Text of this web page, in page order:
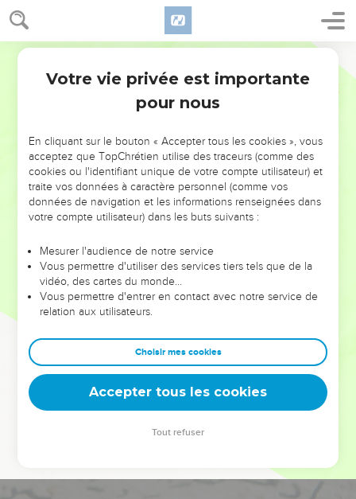
NE MANQUEZ PAS L’ÉVÉNEMENT
DE L’ANNÉE !
ET SI LEURS ERREURS POUVAIENT VOUS ÉVITER LES
VOTRES ?
leur foi ou leur vision. Mais on voit moins les doutes, les erreurs
et les saisons difficiles qu'ils ont traversés, alors même que ce
sont elles qui les ont façonnés.
Dans cette conférence, leaders, entrepreneurs, et responsables
clés pour avancer avec plus de sagesse afin que leurs erreurs
deviennent vos tremplins. Que vous guidiez un ministère, une
équipe, un groupe ou une famille, leur expérience est faite
Votre vie privée est importante
pour nous
En cliquant sur le bouton « Accepter tous les cookies », vous
acceptez que TopChrétien utilise des traceurs (comme des
cookies ou l'identifiant unique de votre compte utilisateur) et
traite vos données à caractère personnel (comme vos
données de navigation et les informations renseignées dans
votre compte utilisateur) dans les buts suivants :
Mesurer l'audience de notre service
Vous permettre d'utiliser des services tiers tels que de la
vidéo, des cartes du monde…
Vous permettre d'entrer en contact avec notre service de
relation aux utilisateurs.
Choisir mes cookies
Accepter tous les cookies
Tout refuser